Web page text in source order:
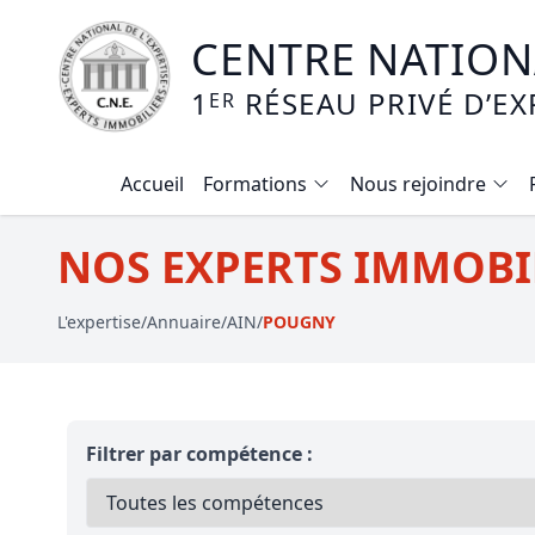
CENTRE
1 ER RÉSEAU PRIVÉ
Accueil
Formations
Formation expertise immobilière /
Expertise local commercial
Mise en copropriété
Expertise terrains agricoles,
Nous rejoindre
NOS EXPERTS
L'expertise/Annuaire/AIN/POUGNY
Filtrer par compétence :